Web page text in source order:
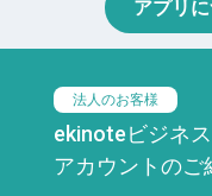
アプリ
法人のお客様
ekinoteビジネス
アカウントのご